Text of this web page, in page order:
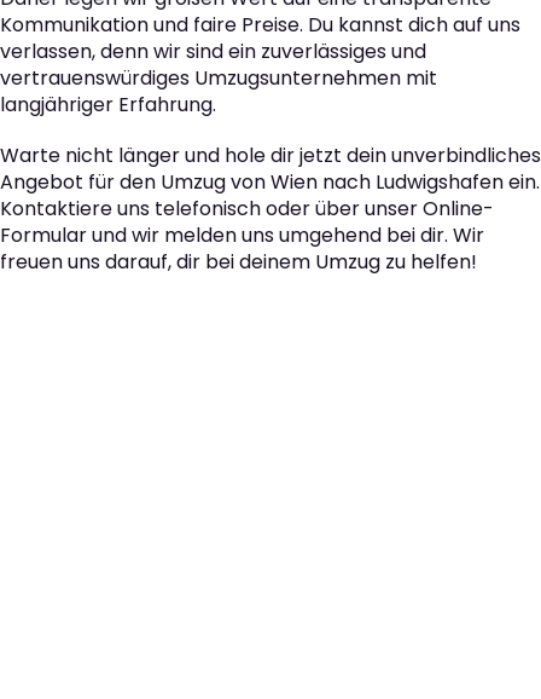
Kommunikation und faire Preise. Du kannst dich auf uns
verlassen, denn wir sind ein zuverlässiges und
vertrauenswürdiges Umzugsunternehmen mit
langjähriger Erfahrung.
Warte nicht länger und hole dir jetzt dein unverbindliches
Angebot für den Umzug von Wien nach Ludwigshafen ein.
Kontaktiere uns telefonisch oder über unser Online-
Formular und wir melden uns umgehend bei dir. Wir
freuen uns darauf, dir bei deinem Umzug zu helfen!